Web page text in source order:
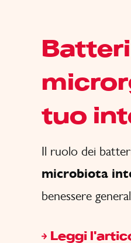
tuo
Il ruolo dei
microbiota
benessere
Leggi